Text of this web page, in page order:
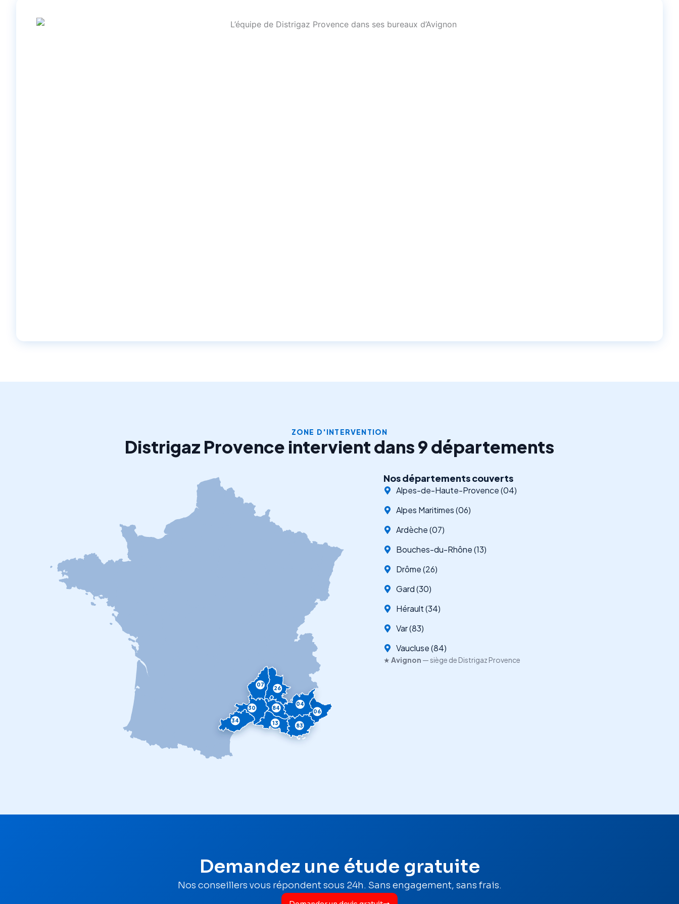
ZONE D'INTERVENTION
Distrigaz Provence intervient dans 9 départements
04
07
13
26
30
34
83
84
06
Nos départements couverts
Alpes-de-Haute-Provence (04)
Alpes Maritimes (06)
Ardèche (07)
Bouches-du-Rhône (13)
Drôme (26)
Gard (30)
Hérault (34)
Var (83)
Vaucluse (84)
★Avignon — siège de Distrigaz Provence
Demandez une étude gratuite
Nos conseillers vous répondent sous 24h. Sans engagement, sans frais.